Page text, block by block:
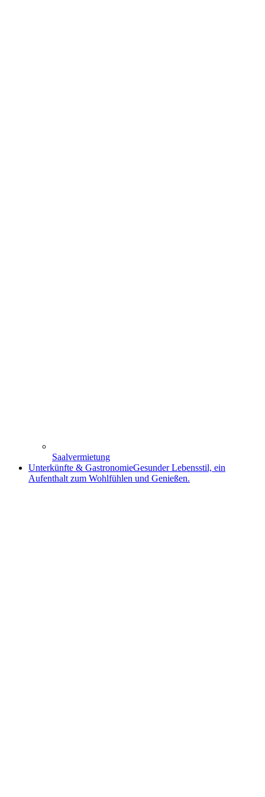
Saalvermietung
Unterkünfte & GastronomieGesunder Lebensstil, ein
Aufenthalt zum Wohlfühlen und Genießen.